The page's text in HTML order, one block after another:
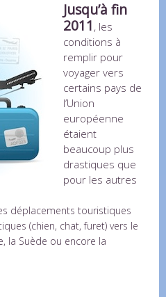
Jusqu’à fin
2011 , les
conditions à
remplir pour
voyager vers
certains pays de
l’Union
européenne
étaient
beaucoup plus
drastiques que
pour les autres
déplacements touristiques
(chien, chat, furet) vers le
la Suède ou encore la